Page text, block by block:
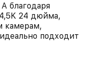
благодаря
24 дюйма,
камерам,
подходит